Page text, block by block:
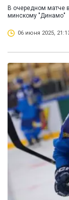
В очередном матче
минскому "Динамо"
06 июня 2025,